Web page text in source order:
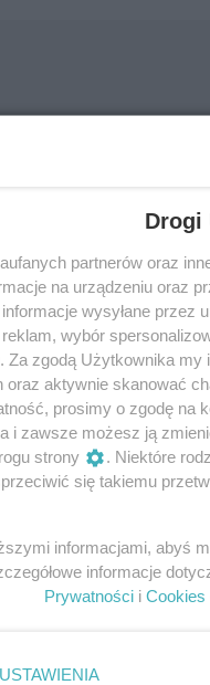
wszystko, w tym
tym, co jest jadalne,
klusek. Zawierająca
baza do zupy,
Drogi
partnerów oraz
na urządzeniu oraz
wysyłane przez
wybór
Za zgodą Użytkownika
oraz aktywnie skanować
prosimy o zgodę na
i zawsze możesz ją
strony
. Niektóre
się takiemu
informacjami, abyś
informacje
Prywatności i Cookies
USTAWIENIA